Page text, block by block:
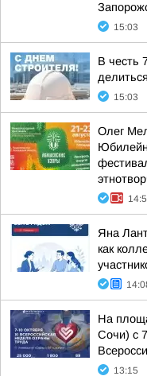
15:03
В честь
15:03
Олег
Яна
как
На
Сочи) с
13:15